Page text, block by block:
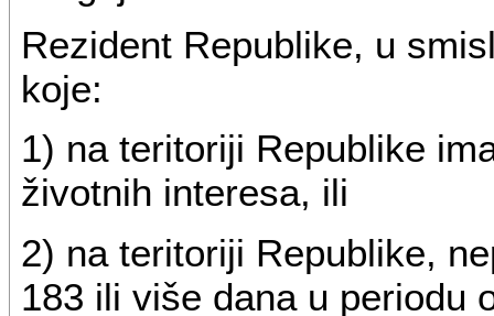
Rezident Republike, u
koje:
1) na teritoriji Republike
životnih interesa, ili
2) na teritoriji Republike,
183 ili više dana u periodu